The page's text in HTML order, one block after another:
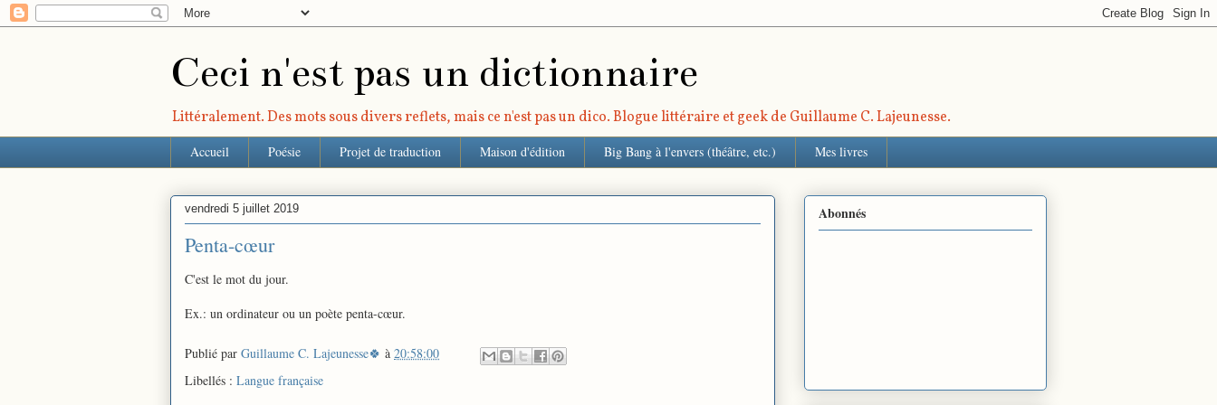
Ceci n'est pas un dictionnaire
Littéralement. Des mots sous divers reflets, mais ce n'est pas un dico. Blogue littéraire et geek de Guillaume C. Lajeunesse.
Accueil Poésie Projet de traduction Maison d'édition Big Bang à l'envers (théâtre, etc.) Mes livres
vendredi 5 juillet 2019
Penta-cœur
C'est le mot du jour.
Ex.: un ordinateur ou un poète penta-cœur.
Publié par Guillaume C. Lajeunesse🍀 à 20:58:00
Libellés : Langue française
Abonnés